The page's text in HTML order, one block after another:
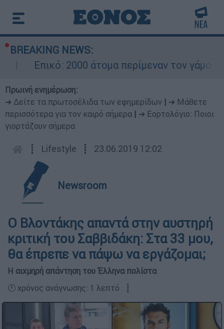
BREAKING NEWS:
Επικό: 2000 άτομα περίμεναν τον γάμο
Πρωινή ενημέρωση:
➔ Δείτε τα πρωτοσέλιδα των εφημερίδων
➔ Μάθετε
περισσότερα για τον καιρό σήμερα
➔ Εορτολόγιο: Ποιοι
γιορτάζουν σήμερα
┋ Lifestyle ┋ 23.06.2019 12:02
Newsroom
O Βλοντάκης απαντά στην αυστηρή
κριτική του Σαββιδάκη: Στα 33 μου,
θα έπρεπε να πάψω να εργάζομαι;
Η αιχμηρή απάντηση του Έλληνα πολίστα
🕛 χρόνος ανάγνωσης: 1 λεπτό ┋